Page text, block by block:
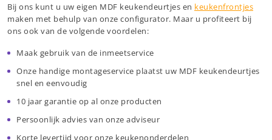
Bij ons kunt u uw eigen MDF keukendeurtjes en keukenfrontjes
maken met behulp van onze configurator. Maar u profiteert bij
ons ook van de volgende voordelen:
Maak gebruik van de inmeetservice
Onze handige montageservice plaatst uw MDF keukendeurtjes
snel en eenvoudig
10 jaar garantie op al onze producten
Persoonlijk advies van onze adviseur
Korte levertijd voor onze keukenonderdelen